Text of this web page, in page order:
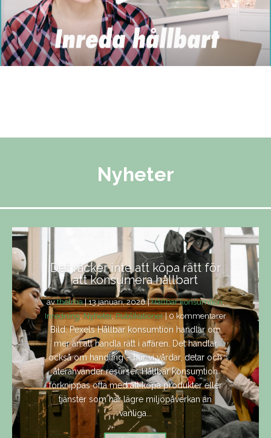
Nyheter
Det räcker inte att köpa rätt för
att konsumera hållbart
avthelma|13 januari, 2026|Hållbar konsumtion,
Inredning,Nyheter,Publikationer| 0 kommentarer
Bild: Pexels Hållbar konsumtion handlar om
mer än att handla rätt i affären. Det handlar
också om handling – hur vi vårdar, delar och
återanvänder resurser. Hållbar konsumtion
förknippas ofta med att köpa produkter eller
tjänster som har lägre miljöpåverkan än
vanliga...